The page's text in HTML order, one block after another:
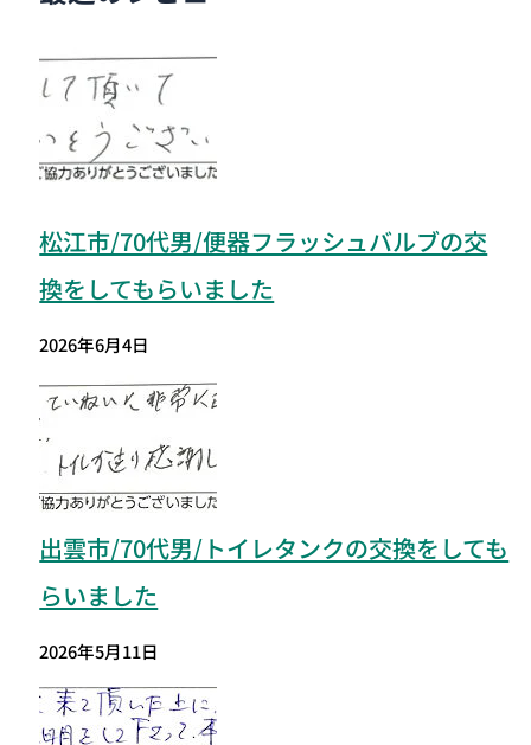
松江市/70代男/便器フラッシュバルブの交
換をしてもらいました
2026年6月4日
出雲市/70代男/トイレタンクの交換をしても
らいました
2026年5月11日